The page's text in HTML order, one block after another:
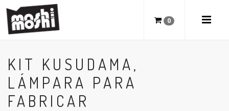
0
KIT KUSUDAMA,
LÁMPARA PARA
FABRICAR